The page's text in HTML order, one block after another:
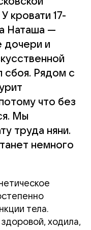
кровати 17-
Наташа —
дочери и
сбоя. Рядом с
что без
Мы
труда няни.
немного
тела.
ходила,